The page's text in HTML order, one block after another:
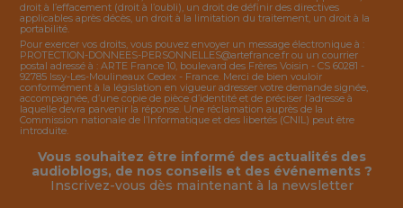
droit à l’effacement (droit à l’oubli), un droit de définir des directives
applicables après décès, un droit à la limitation du traitement, un droit à la
portabilité.
Pour exercer vos droits, vous pouvez envoyer un message électronique à :
PROTECTION-DONNEES-PERSONNELLES@artefrance.fr ou un courrier
postal adressé à : ARTE France 10, boulevard des Frères Voisin - CS 60281 -
92785 Issy-Les-Moulineaux Cedex - France. Merci de bien vouloir
conformément à la législation en vigueur adresser votre demande signée,
accompagnée, d’une copie de pièce d’identité et de préciser l’adresse à
laquelle devra parvenir la réponse. Une réclamation auprès de la
Commission nationale de l’Informatique et des libertés (CNIL) peut être
introduite.
Vous souhaitez être informé des actualités des
audioblogs, de nos conseils et des événements ?
Inscrivez-vous dès maintenant à la newsletter